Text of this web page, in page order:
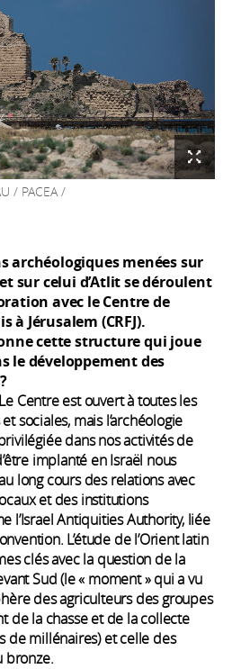
/ PACEA /
archéologiquesmenées sur
sur celui d’Atlitse déroulent
avec leCentre de
à Jérusalem (CRFJ).
cette structure qui joue
le développement des
Le Centre est ouvert à toutes les
sociales, mais l’archéologie
dans nos activités de
implanté en Israël nous
long cours des relations avec
et des institutions
l’Israel Antiquities Authority, liée
L’étude de l’Orient latin
clés avec la question de la
Sud (le « moment » qui a vu
des agriculteurs des groupes
de la chasse et de la collecte
de millénaires) et celle des
bronze.